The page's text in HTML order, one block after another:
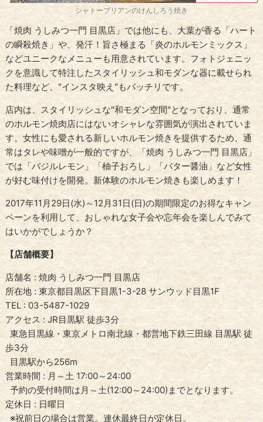
シャトーブリアンのけんしろう焼き
「焼肉 うしみつ一門 目黒店」では他にも、大葉が香る「ハート
の瞬殺焼き」や、発汗！旨さ極まる「炎のホルモンミックス」
などユニークなメニューも用意されています。フォトジェニッ
クを意識して特注したスタイリッシュ和モダンな器に載せられ
た料理など、"インスタ映え"もバッチリです。
店内は、スタイリッシュな"和モダン空間"となっており、通常
のホルモン焼肉店にはないオシャレな雰囲気が演出されていま
す。女性にも愛される新しいホルモン焼きを提供するため、通
常はタレや味噌が一般的ですが、「焼肉 うしみつ一門 目黒店」
では「バジルレモン」「柚子おろし」「バター醤油」など女性
が好む味付けを開発。新体験のホルモン焼きも楽しめます！
2017年11月29日(水)～12月31日(日)の期間限定のお得なキャン
ペーンを利用して、おしゃれな女子会や忘年会を楽しんでみて
はいかがでしょうか？
【店舗概要】
店舗名 : 焼肉 うしみつ一門 目黒店
所在地 : 東京都目黒区下目黒1-3-28 サンウッド目黒1F
TEL : 03-5487-1029
アクセス : JR目黒駅 徒歩3分
東急目黒線・東京メトロ南北線・都営地下鉄三田線 目黒駅 徒
歩3分
目黒駅から256m
営業時間 : 月～土 17:00～24:00
予約の受付時間は月～土(12:00～24:00)までとなります。
定休日 : 日曜日
※祝前日の場合は営業。連休最終日が定休日。